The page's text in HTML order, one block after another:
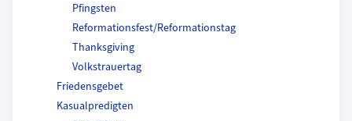
Pfingsten
Reformationsfest/Reformationstag
Thanksgiving
Volkstrauertag
Friedensgebet
Kasualpredigten